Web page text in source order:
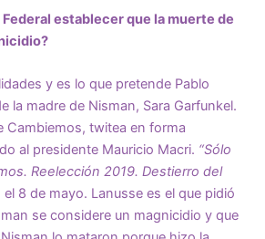
Federal establecer que la muerte de
y es lo que pretende Pablo
la madre de Nisman, Sara Garfunkel.
Cambiemos, twitea en forma
al presidente Mauricio Macri. “Sólo
Reelección 2019. Destierro del
el 8 de mayo. Lanusse es el que pidió
se considere un magnicidio y que